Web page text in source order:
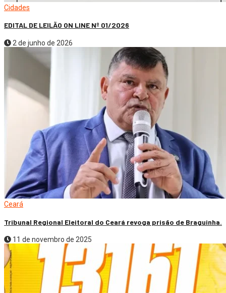
Cidades
EDITAL DE LEILÃO ON LINE Nº 01/2026
2 de junho de 2026
Ceará
Tribunal Regional Eleitoral do Ceará revoga prisão de Braguinha.
11 de novembro de 2025